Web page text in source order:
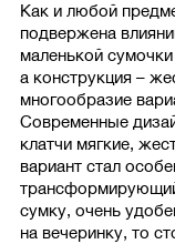
Как и любой
подвержена
маленькой
а конструкция –
многообразие
Современные
клатчи мягкие,
вариант стал
сумку, очень
на вечеринку, то